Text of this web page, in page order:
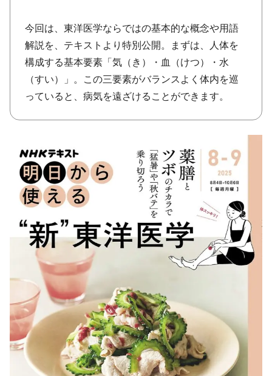
今回は、東洋医学ならではの基本的な概念や用語
解説を、テキストより特別公開。まずは、人体を
構成する基本要素「気（き）・血（けつ）・水
（すい）」。この三要素がバランスよく体内を巡
っていると、病気を遠ざけることができます。